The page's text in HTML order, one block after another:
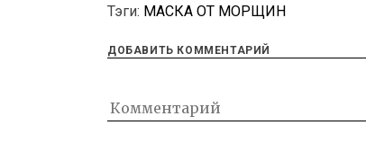
Тэги: МАСКА ОТ МОРЩИН
ДОБАВИТЬ КОММЕНТАРИЙ